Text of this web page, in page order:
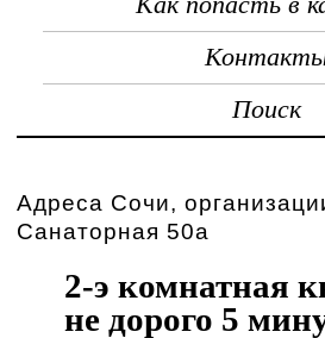
Поиск
Адреса Сочи,
Санаторная 50а
2-э комнатная
не дорого 5